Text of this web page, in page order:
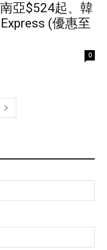
亞$524起、韓
(優惠至
0